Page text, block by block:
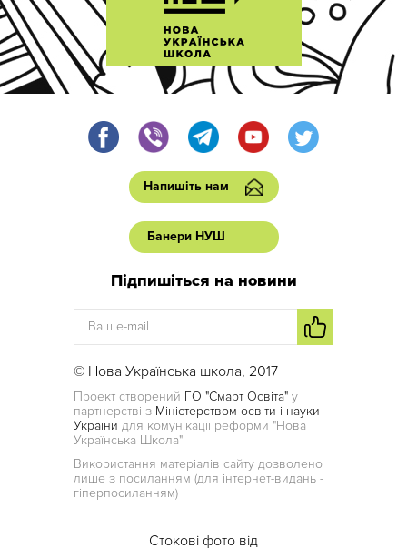
Напишіть нам
Банери НУШ
Підпишіться на новини
© Нова Українська школа, 2017
Проект створений ГО "Смарт Освіта" у
партнерстві з Міністерством освіти і науки
України для комунікації реформи "Нова
Українська Школа"
Використання матеріалів сайту дозволено
лише з посиланням (для інтернет-видань -
гіперпосиланням)
Стокові фото від